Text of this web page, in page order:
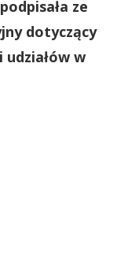
ze
dotyczący
udziałów w